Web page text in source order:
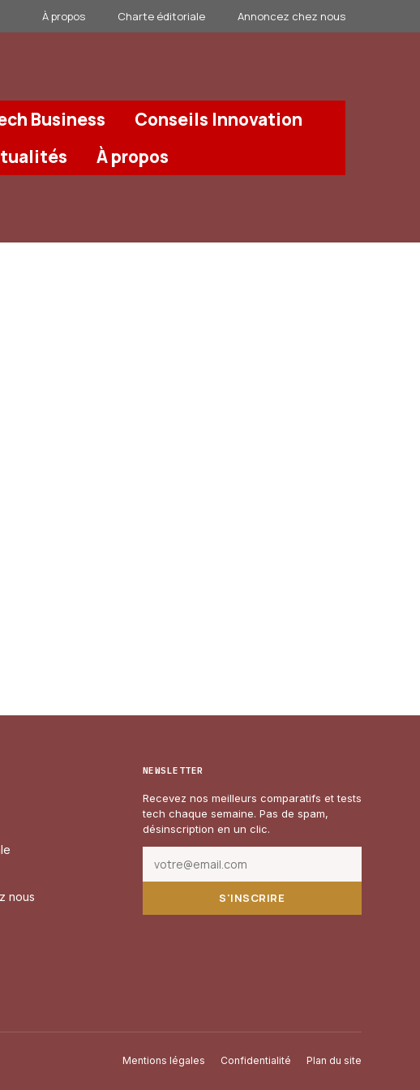
À propos Charte éditoriale Annoncez chez nous
Business
Conseils Innovation
À propos
nous
NEWSLETTER
Recevez nos meilleurs comparatifs et tests
tech chaque semaine. Pas de spam,
désinscription en un clic.
S'INSCRIRE
Mentions légales Confidentialité Plan du site